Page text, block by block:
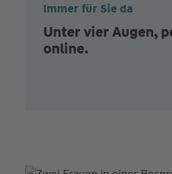
Immer für Sie da
Unter vier Augen,
online.